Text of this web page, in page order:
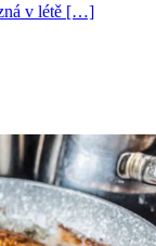
zná v létě […]